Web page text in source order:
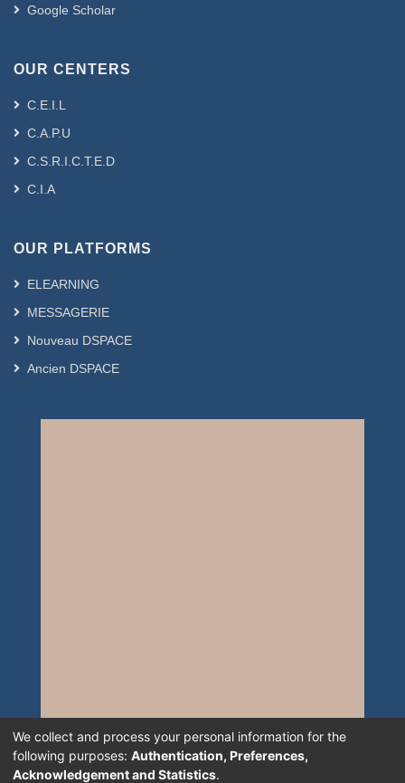
Google Scholar
OUR CENTERS
C.E.I.L
C.A.P.U
C.S.R.I.C.T.E.D
C.I.A
OUR PLATFORMS
ELEARNING
MESSAGERIE
Nouveau DSPACE
Ancien DSPACE
We collect and process your personal information for the
following purposes: Authentication, Preferences,
Acknowledgement and Statistics.